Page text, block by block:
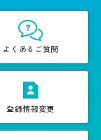
よくあるご質問
登録情報変更